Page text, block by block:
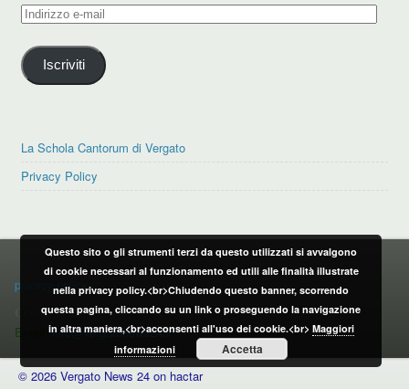
Indirizzo
mail
Iscriviti
La Schola Cantorum di Vergato
Privacy Policy
PRIVACY POLICY
privacy policy
CONTATTI:
Email:info@vergatonews24.it
© 2026 Vergato News 24 on hactar
Questo sito o gli strumenti terzi da questo utilizzati si avvalgono
di cookie necessari al funzionamento ed utili alle finalità illustrate
nella privacy policy.<br>Chiudendo questo banner, scorrendo
questa pagina, cliccando su un link o proseguendo la navigazione
in altra maniera,<br>acconsenti all'uso dei cookie.<br> Maggiori
informazioni
Accetta